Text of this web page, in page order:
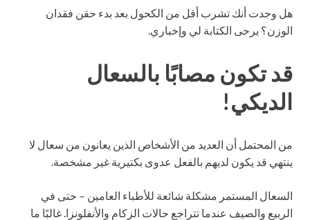
هل وجدت أنك تشرب أقل من الكحول بعد بدء حقن فقدان
الوزن؟ يرجى الكتابة لي وإخباري.
قد تكون مصابًا بالسعال
الديكي!
من المحتمل أن العديد من الأشخاص الذين يعانون من سعال لا
ينتهي قد يكون لديهم بالفعل عدوى بكتيرية غير مشخصة.
السعال المستمر مشكلة شائعة للأطباء العامين – حتى في
الربيع والصيف عندما تتراجع حالات الزكام والأنفلونزا. غالبًا ما